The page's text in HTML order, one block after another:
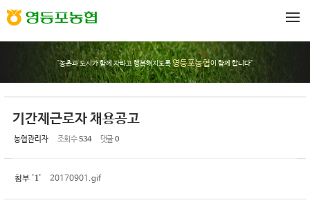
"농촌과 도시가 함께 자라고 행복해지도록영등포농협이 함께 합니다"
기간제근로자 채용공고
농협관리자 조회 수534 댓글0
첨부 '1' 20170901.gif